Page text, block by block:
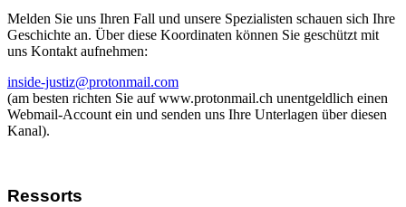
Melden Sie uns Ihren Fall und unsere Spezialisten schauen sich Ihre
Geschichte an. Über diese Koordinaten können Sie geschützt mit
uns Kontakt aufnehmen:
inside-justiz@protonmail.com
(am besten richten Sie auf www.protonmail.ch unentgeldlich einen
Webmail-Account ein und senden uns Ihre Unterlagen über diesen
Kanal).
Ressorts